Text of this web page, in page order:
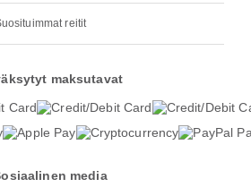
reitit
maksutavat
media